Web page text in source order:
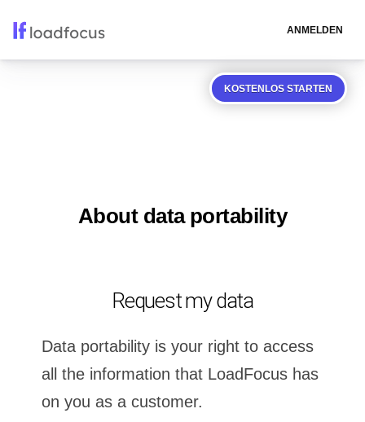
ANMELDEN
KOSTENLOS STARTEN
About data portability
Request my data
Data portability is your right to access
all the information that LoadFocus has
on you as a customer.